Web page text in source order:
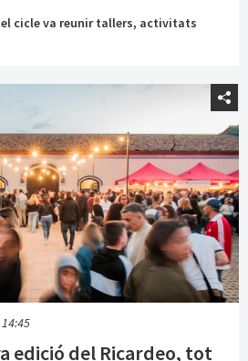
cicle va reunir tallers, activitats
edició del Ricardeo, tot